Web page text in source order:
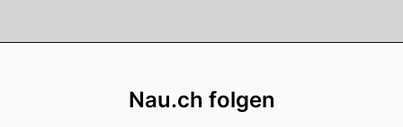
Nau.ch folgen